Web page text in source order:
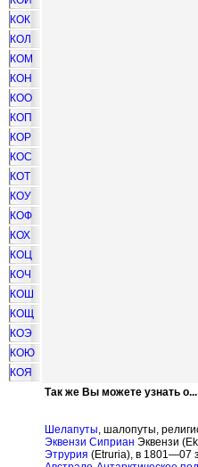
КОК
КОЛ
КОМ
КОН
КОО
КОП
КОР
КОС
КОТ
КОУ
КОФ
КОХ
КОЦ
КОЧ
КОШ
КОЩ
КОЭ
КОЮ
КОЯ
Так же Вы можете узнать о...
Шелапуты, шалопуты,
Эквензи Сиприан Эквензи
Этрурия (Etruria), в 1801—07